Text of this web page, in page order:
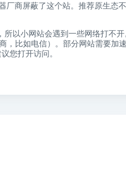
厂商屏蔽了这个站。推荐原生态
以小网站会遇到一些网络打不
，比如电信）。部分网站需要加
您打开访问。